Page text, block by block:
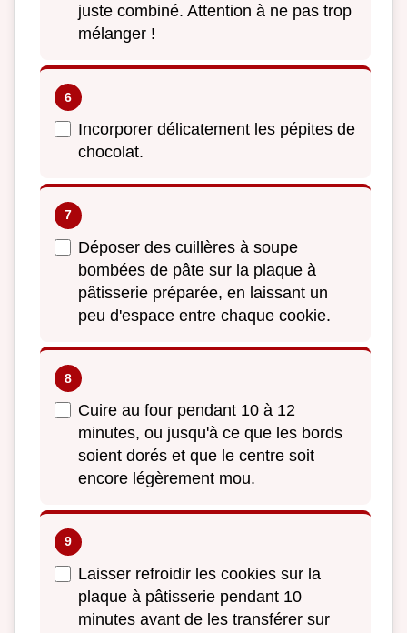
juste combiné. Attention à ne pas trop
mélanger !
Incorporer délicatement les pépites de
chocolat.
Déposer des cuillères à soupe
bombées de pâte sur la plaque à
pâtisserie préparée, en laissant un
peu d'espace entre chaque cookie.
Cuire au four pendant 10 à 12
minutes, ou jusqu'à ce que les bords
soient dorés et que le centre soit
encore légèrement mou.
Laisser refroidir les cookies sur la
plaque à pâtisserie pendant 10
minutes avant de les transférer sur